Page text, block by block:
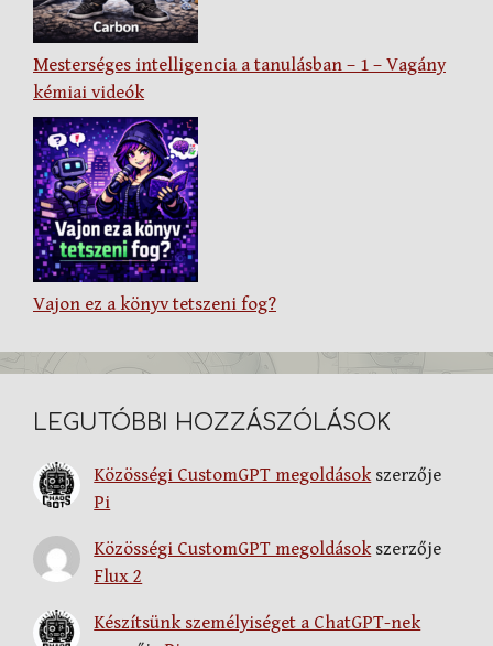
Mesterséges intelligencia a tanulásban – 1 – Vagány
kémiai videók
Vajon ez a könyv tetszeni fog?
LEGUTÓBBI HOZZÁSZÓLÁSOK
Közösségi CustomGPT megoldásokszerzője
Pi
Közösségi CustomGPT megoldásokszerzője
Flux 2
Készítsünk személyiséget a ChatGPT-nek